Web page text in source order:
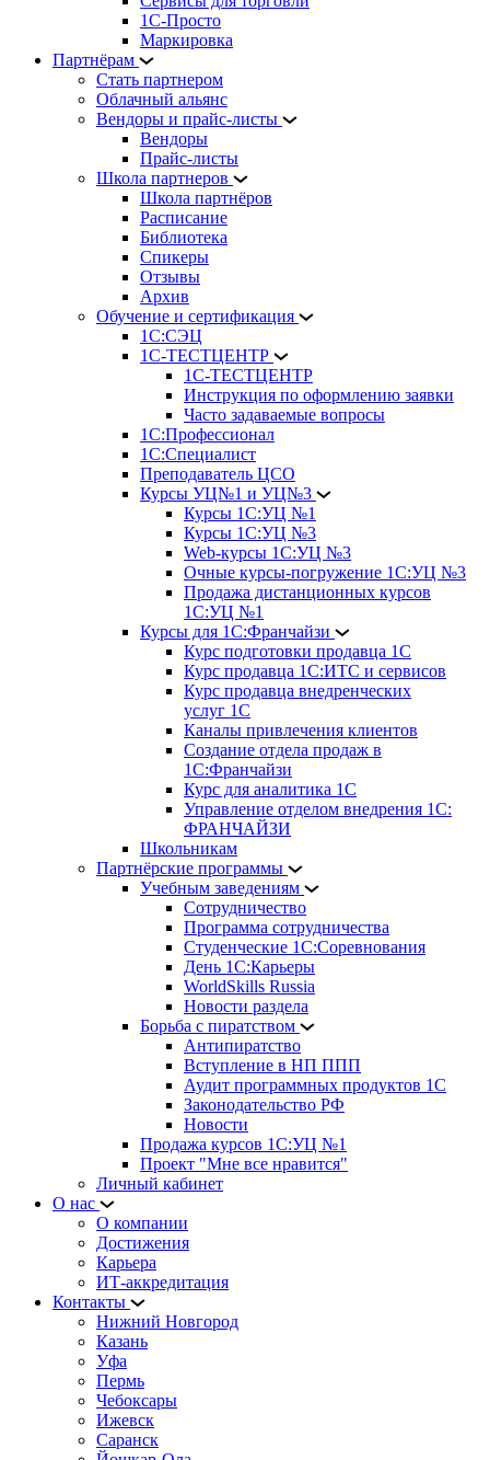
1С-Просто
Маркировка
Партнёрам
Стать партнером
Облачный альянс
Вендоры и прайс-листы
Вендоры
Прайс-листы
Школа партнеров
Школа партнёров
Расписание
Библиотека
Спикеры
Отзывы
Архив
Обучение и сертификация
1С:СЭЦ
1С-ТЕСТЦЕНТР
1С-ТЕСТЦЕНТР
Инструкция по оформлению заявки
Часто задаваемые вопросы
1С:Профессионал
1С:Специалист
Преподаватель ЦСО
Курсы УЦ№1 и УЦ№3
Курсы 1С:УЦ №1
Курсы 1С:УЦ №3
Web-курсы 1С:УЦ №3
Очные курсы-погружение 1С:УЦ №3
Продажа дистанционных курсов
1С:УЦ №1
Курсы для 1С:Франчайзи
Курс подготовки продавца 1С
Курс продавца 1С:ИТС и сервисов
Курс продавца внедренческих
услуг 1С
Каналы привлечения клиентов
Создание отдела продаж в
1С:Франчайзи
Курс для аналитика 1С
Управление отделом внедрения 1С:
ФРАНЧАЙЗИ
Школьникам
Партнёрские программы
Учебным заведениям
Сотрудничество
Программа сотрудничества
Студенческие 1С:Соревнования
День 1С:Карьеры
WorldSkills Russia
Новости раздела
Борьба с пиратством
Антипиратство
Вступление в НП ППП
Аудит программных продуктов 1С
Законодательство РФ
Новости
Продажа курсов 1С:УЦ №1
Проект "Мне все нравится"
Личный кабинет
О нас
О компании
Достижения
Карьера
ИТ-аккредитация
Контакты
Нижний Новгород
Казань
Уфа
Пермь
Чебоксары
Ижевск
Саранск